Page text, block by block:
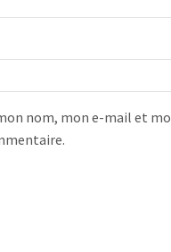
nom, mon e-mail et